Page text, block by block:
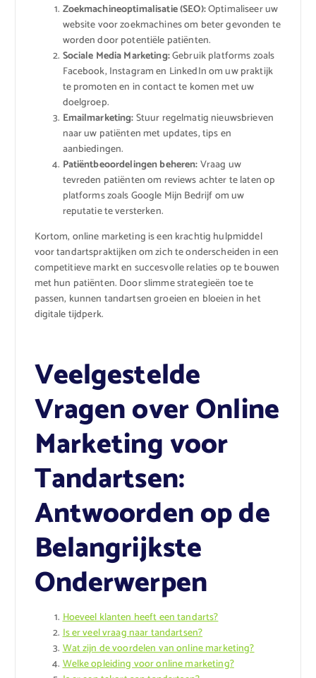
Zoekmachineoptimalisatie (SEO):Optimaliseer uw
website voor zoekmachines om beter gevonden te
worden door potentiële patiënten.
Sociale Media Marketing:Gebruik platforms zoals
Facebook, Instagram en LinkedIn om uw praktijk
te promoten en in contact te komen met uw
doelgroep.
Emailmarketing:Stuur regelmatig nieuwsbrieven
naar uw patiënten met updates, tips en
aanbiedingen.
Patiëntbeoordelingen beheren:Vraag uw
tevreden patiënten om reviews achter te laten op
platforms zoals Google Mijn Bedrijf om uw
reputatie te versterken.
Kortom, online marketing is een krachtig hulpmiddel
voor tandartspraktijken om zich te onderscheiden in een
competitieve markt en succesvolle relaties op te bouwen
met hun patiënten. Door slimme strategieën toe te
passen, kunnen tandartsen groeien en bloeien in het
digitale tijdperk.
Veelgestelde
Vragen over Online
Marketing voor
Tandartsen:
Antwoorden op de
Belangrijkste
Onderwerpen
Hoeveel klanten heeft een tandarts?
Is er veel vraag naar tandartsen?
Wat zijn de voordelen van online marketing?
Welke opleiding voor online marketing?